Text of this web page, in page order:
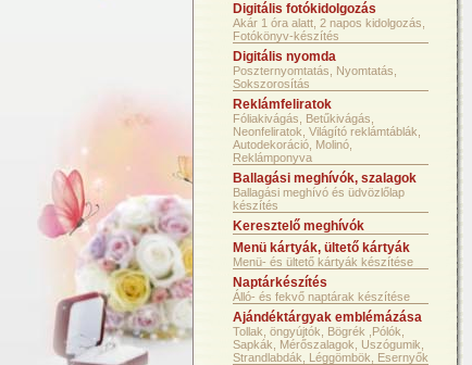
Digitális fotókidolgozás
Akár 1 óra alatt, 2 napos kidolgozás,
Fotókönyv-készítés
Digitális nyomda
Poszternyomtatás, Nyomtatás,
Sokszorosítás
Reklámfeliratok
Fóliakivágás, Betűkivágás,
Neonfeliratok, Világító reklámtáblák,
Autodekoráció, Molinó,
Reklámponyva
Ballagási meghívók, szalagok
Ballagási meghívó és üdvözlőlap
készítés
Keresztelő meghívók
Menü kártyák, ültető kártyák
Menü- és ültető kártyák készítése
Naptárkészítés
Álló- és fekvő naptárak készítése
Ajándéktárgyak emblémázása
Tollak, öngyújtók, Bögrék ,Pólók,
Sapkák, Mérőszalagok, Uszógumik,
Strandlabdák, Léggömbök, Esernyők